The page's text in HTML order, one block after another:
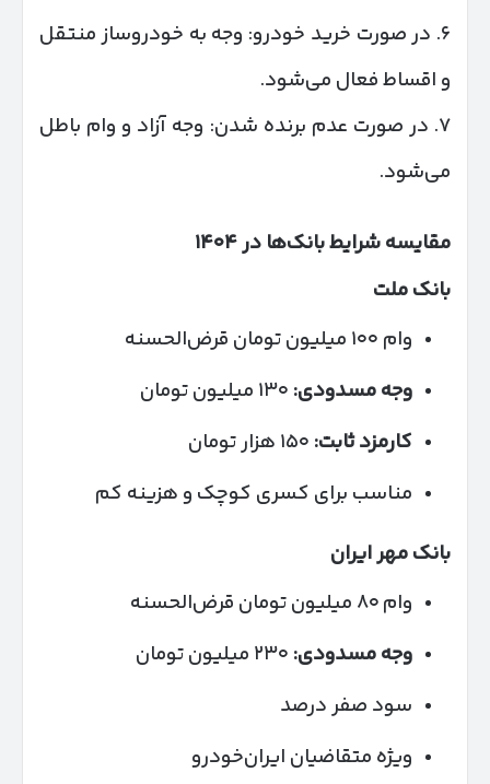
۶. در صورت خرید خودرو: وجه به خودروساز منتقل
و اقساط فعال می‌شود.
۷. در صورت عدم برنده شدن: وجه آزاد و وام باطل
می‌شود.
مقایسه شرایط بانک‌ها در۱۴۰۴
بانک ملت
وام ۱۰۰ میلیون تومان قرض‌الحسنه
وجه مسدودی:
کارمزد ثابت:
مناسب برای کسری کوچک و هزینه کم
بانک مهر ایران
وام ۸۰ میلیون تومان قرض‌الحسنه
وجه مسدودی:
سود صفر درصد
ویژه متقاضیان ایران‌خودرو